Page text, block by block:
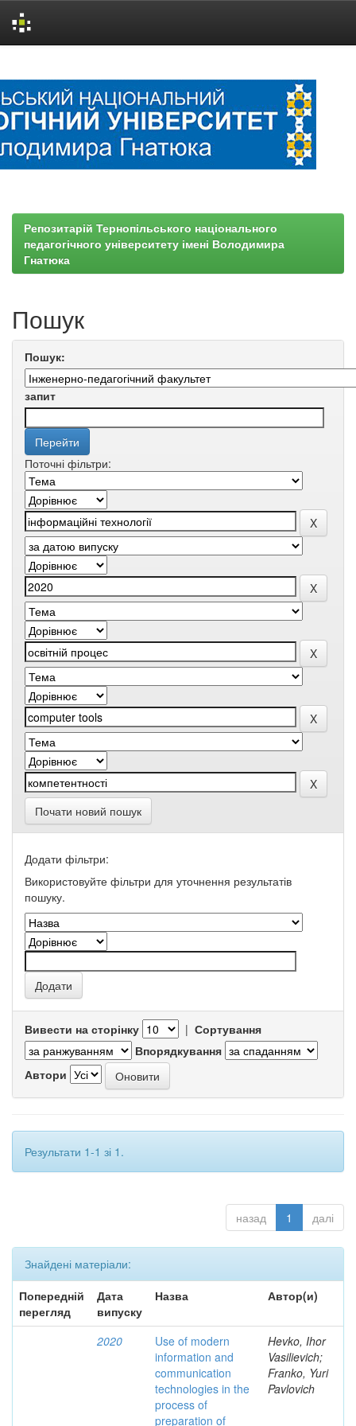
Репозитарій Тернопільського національного
педагогічного університету імені Володимира
Гнатюка
Пошук
Пошук:
запит
Поточні фільтри:
Почати новий пошук
Додати фільтри:
Використовуйте фільтри для уточнення результатів
пошуку.
Вивести на сторінку | Сортування
Впорядкування
Автори
Результати 1-1 зі 1.
назад 1 далі
Знайдені матеріали:
Попередній
перегляд
Дата
випуску
Назва Автор(и)
2020
Use of modern
information and
communication
technologies in the
process of
preparation of
Hevko, Ihor
Vasilievich;
Franko, Yuri
Pavlovich